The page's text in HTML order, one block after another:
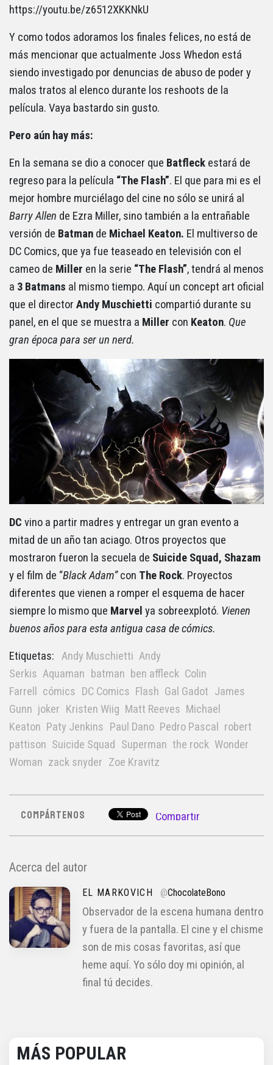
https://youtu.be/z6512XKKNkU
Y como todos adoramos los finales felices, no está de
más mencionar que actualmente Joss Whedon está
siendo investigado por denuncias de abuso de poder y
malos tratos al elenco durante los reshoots de la
película. Vaya bastardo sin gusto.
Pero aún hay más:
En la semana se dio a conocer que Batfleck estará de
regreso para la película “The Flash”. El que para mi es el
mejor hombre murciélago del cine no sólo se unirá al
Barry Allen de Ezra Miller, sino también a la entrañable
versión de Batman de Michael Keaton. El multiverso de
DC Comics, que ya fue teaseado en televisión con el
cameo de Miller en la serie “The Flash”, tendrá al menos
a 3 Batmans al mismo tiempo. Aquí un concept art oficial
que el director Andy Muschietti compartió durante su
panel, en el que se muestra a Miller con Keaton. Que
gran época para ser un nerd.
DC vino a partir madres y entregar un gran evento a
mitad de un año tan aciago. Otros proyectos que
mostraron fueron la secuela de Suicide Squad, Shazam
y el film de “Black Adam”con The Rock. Proyectos
diferentes que vienen a romper el esquema de hacer
siempre lo mismo que Marvel ya sobreexplotó. Vienen
buenos años para esta antigua casa de cómics.
Etiquetas: Andy Muschietti Andy
Serkis Aquaman batman ben affleck Colin
Farrell
cómics DC Comics Flash Gal Gadot James
Gunn joker Kristen Wiig Matt Reeves Michael
Keaton Paty Jenkins Paul Dano Pedro Pascal
robert
pattison Suicide Squad Superman the rock Wonder
Woman zack snyder Zoe Kravitz
COMPÁRTENOS Compartir
Acerca del autor
EL MARKOVICH @ChocolateBono
Observador de la escena humana dentro
y fuera de la pantalla. El cine y el chisme
son de mis cosas favoritas, así que
heme aquí. Yo sólo doy mi opinión, al
final tú decides.
MÁS POPULAR